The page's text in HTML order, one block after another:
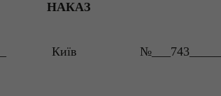
НАКАЗ
Київ